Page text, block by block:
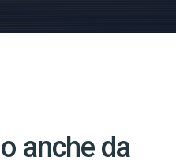
anche da